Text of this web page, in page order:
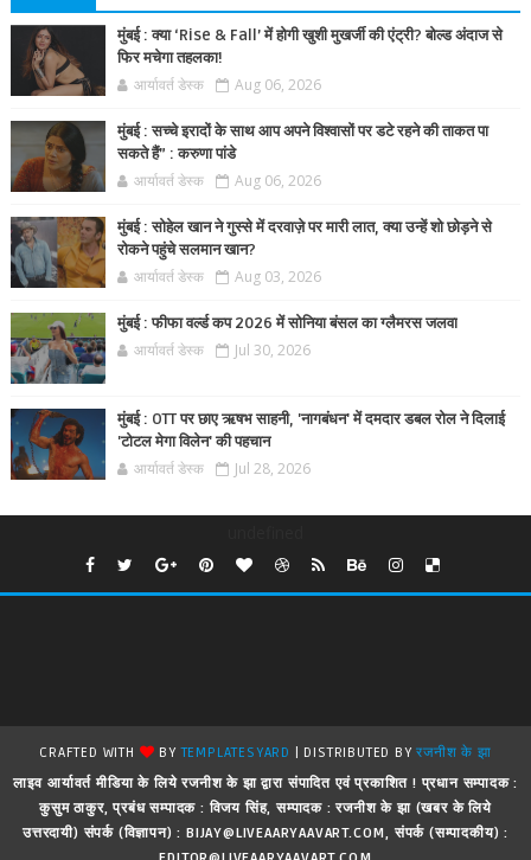
मुंबई : क्या ‘Rise & Fall’ में होगी खुशी मुखर्जी की एंट्री? बोल्ड अंदाज से
फिर मचेगा तहलका!
आर्यावर्त डेस्क Aug 06, 2026
मुंबई : सच्चे इरादों के साथ आप अपने विश्वासों पर डटे रहने की ताकत पा
सकते हैं” : करुणा पांडे
आर्यावर्त डेस्क Aug 06, 2026
मुंबई : सोहेल खान ने गुस्से में दरवाज़े पर मारी लात, क्या उन्हें शो छोड़ने से
रोकने पहुंचे सलमान खान?
आर्यावर्त डेस्क Aug 03, 2026
मुंबई : फीफा वर्ल्ड कप 2026 में सोनिया बंसल का ग्लैमरस जलवा
आर्यावर्त डेस्क Jul 30, 2026
मुंबई : OTT पर छाए ऋषभ साहनी, 'नागबंधन' में दमदार डबल रोल ने दिलाई
'टोटल मेगा विलेन' की पहचान
आर्यावर्त डेस्क Jul 28, 2026
CRAFTED WITH BYTEMPLATESYARD | DISTRIBUTED BYरजनीश के झा
लाइव आर्यावर्त मीडिया के लिये रजनीश के झा द्वारा संपादित एवं प्रकाशित ! प्रधान सम्पादक :
कुसुम ठाकुर, प्रबंध सम्पादक : विजय सिंह, सम्पादक : रजनीश के झा (खबर के लिये
उत्तरदायी) संपर्क (विज्ञापन) : BIJAY@LIVEAARYAAVART.COM, संपर्क (सम्पादकीय) :